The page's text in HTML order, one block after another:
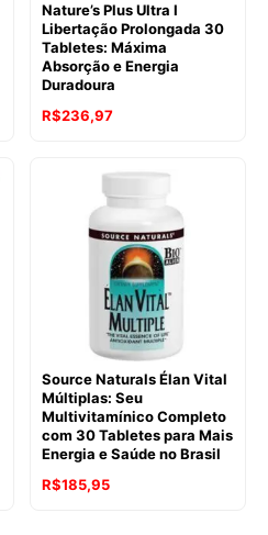
Nature’s Plus Ultra I
Libertação Prolongada 30
Tabletes: Máxima
Absorção e Energia
Duradoura
R$236,97
Source Naturals Élan Vital
Múltiplas: Seu
Multivitamínico Completo
com 30 Tabletes para Mais
Energia e Saúde no Brasil
R$185,95